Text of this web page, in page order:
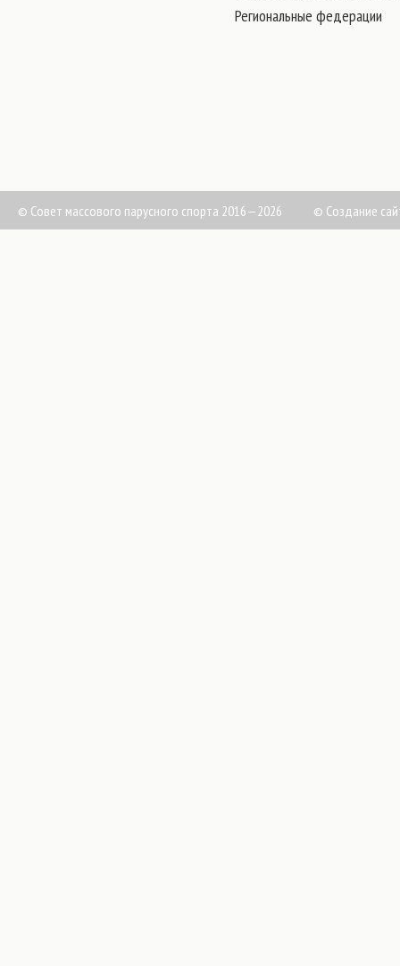
Региональные федерации
© Совет массового парусного спорта 2016—2026 © Создание